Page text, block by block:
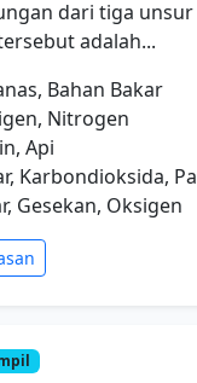
dari tiga unsur
adalah...
Bahan Bakar
Nitrogen
Api
Karbondioksida,
Gesekan, Oksigen